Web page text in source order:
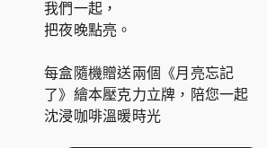
我們一起，
把夜晚點亮。
每盒隨機贈送兩個《月亮忘記
了》繪本壓克力立牌，陪您一起
沈浸咖啡溫暖時光